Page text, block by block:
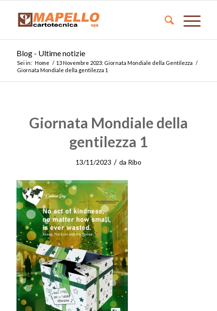
Blog - Ultime notizie
Sei in: Home / 13 Novembre 2023: Giornata Mondiale della Gentilezza /
Giornata Mondiale della gentilezza 1
Giornata Mondiale della
gentilezza 1
13/11/2023 / da Ribo